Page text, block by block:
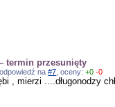
termin przesunięty
na#7 , oceny:+0 -0
, mierzi ....długonodzy